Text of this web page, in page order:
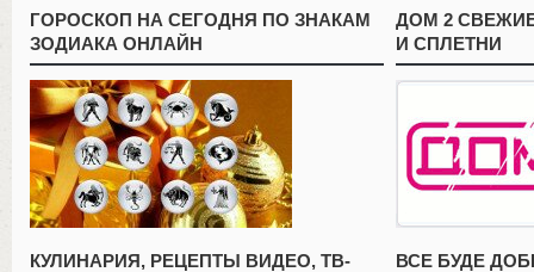
ГОРОСКОП НА СЕГОДНЯ ПО ЗНАКАМ
ЗОДИАКА ОНЛАЙН
КУЛИНАРИЯ, РЕЦЕПТЫ ВИДЕО, ТВ-
ДОМ 2
И СПЛЕТНИ
ВСЕ БУДЕ